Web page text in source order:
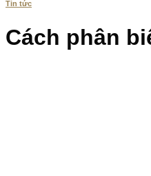
Tin tức
Cách phân